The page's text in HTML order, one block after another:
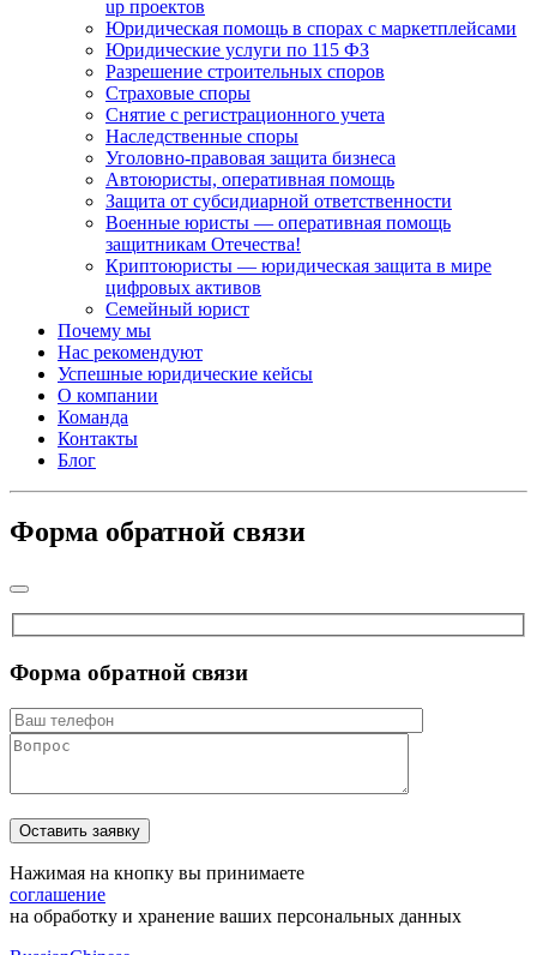
up проектов
Юридическая помощь в спорах с маркетплейсами
Юридические услуги по 115 ФЗ
Разрешение строительных споров
Страховые споры
Снятие с регистрационного учета
Наследственные споры
Уголовно-правовая защита бизнеса
Автоюристы, оперативная помощь
Защита от субсидиарной ответственности
Военные юристы — оперативная помощь
защитникам Отечества!
Криптоюристы — юридическая защита в мире
цифровых активов
Семейный юрист
Почему мы
Нас рекомендуют
Успешные юридические кейсы
О компании
Команда
Контакты
Блог
Форма обратной связи
Форма обратной связи
Нажимая на кнопку вы принимаете
соглашение
на обработку и хранение ваших персональных данных